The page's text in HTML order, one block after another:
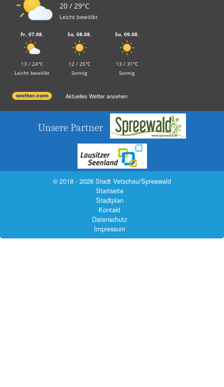
20 / 29°C
Leicht bewölkt
Fr, 07.08.
13 / 24°C
Leicht bewölkt
Sa, 08.08.
12 / 25°C
Sonnig
So, 09.08.
13 / 31°C
Sonnig
Aktuelles Wetter ansehen
Unsere Partner
© 2018 - 2026 Stadt Vetschau/Spreewald
Startseite
Stadtplan
Kontakt
Datenschutz
Impressum